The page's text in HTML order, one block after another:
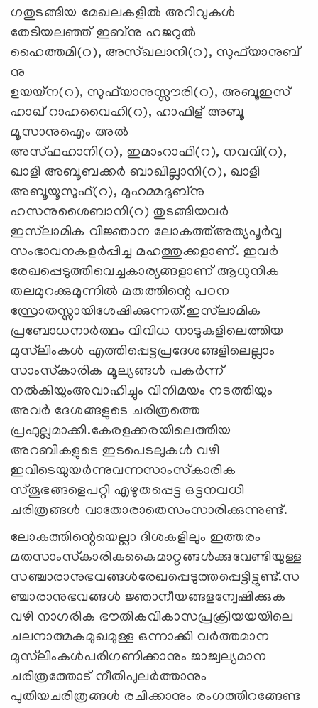
ഗതുടങ്ങിയ മേഖലകളില്‍ അറിവുകള്‍
തേടിയലഞ്ഞ്‌ ഇബ്‌നു ഹജറുല്‍
ഹൈത്തമി(റ), അസ്‌ഖലാനി(റ), സുഫ്‌യാനുബ്‌
നു
ഉയയ്‌ന(റ), സുഫ്‌യാനുസ്സൗരി(റ), അബൂഇസ്‌
ഹാഖ്‌ റാഹവൈഹി(റ), ഹാഫിള്‌ അബൂ
മൂസാനുഐം അല്‍
അസ്‌ഫഹാനി(റ), ഇമാംറാഫി(റ), നവവി(റ),
ഖാളി അബൂബക്കര്‍ ബാഖില്ലാനി(റ), ഖാളി
അബൂയൂസുഫ്‌(റ), മുഹമ്മദുബ്‌നു
ഹസനുശൈബാനി(റ) തുടങ്ങിയവര്‍
ഇസ്‌ലാമിക വിജ്ഞാന ലോകത്ത്‌അത്യപൂര്‍വ്വ
സംഭാവനകളര്‍പ്പിച്ച മഹത്തുക്കളാണ്‌. ഇവര്‍
രേഖപ്പെടുത്തിവെച്ചകാര്യങ്ങളാണ്‌ ആധുനിക
തലമുറക്കുമുന്നില്‍ മതത്തിന്റെ പഠന
സ്രോതസ്സായിശേഷിക്കുന്നത്‌.ഇസ്‌ലാമിക
പ്രബോധനാര്‍ത്ഥം വിവിധ നാടുകളിലെത്തിയ
മുസ്‌ലിംകള്‍ എത്തിപ്പെട്ടപ്രദേശങ്ങളിലെല്ലാം
സാംസ്‌കാരിക മൂല്യങ്ങള്‍ പകര്‍ന്ന്‌
നല്‍കിയുംഅവാഹിച്ചും വിനിമയം നടത്തിയും
അവര്‍ ദേശങ്ങളുടെ ചരിത്രത്തെ
പ്രഫുല്ലമാക്കി.കേരളക്കരയിലെത്തിയ
അറബികളുടെ ഇടപെടലുകള്‍ വഴി
ഇവിടെയുയര്‍ന്നുവന്നസാംസ്‌കാരിക
സ്‌തൂഭങ്ങളെപറ്റി എഴുതപ്പെട്ട ഒട്ടനവധി
ചരിത്രങ്ങള്‍ വാതോരാതെസംസാരിക്കുന്നുണ്ട്‌.
ലോകത്തിന്റെയെല്ലാ ദിശകളിലും ഇത്തരം
മതസാംസ്‌കാരികകൈമാറ്റങ്ങള്‍ക്കുവേണ്ടിയുള്ള
സഞ്ചാരാനുഭവങ്ങള്‍രേഖപ്പെടുത്തപ്പെട്ടിട്ടുണ്ട്‌.സ
ഞ്ചാരാനുഭവങ്ങള്‍ ജ്ഞാനീയങ്ങളന്വേഷിക്കുക
വഴി നാഗരിക ഭൗതികവികാസപ്രക്രിയയയിലെ
ചലനാത്മകമുഖമുള്ള ഒന്നാക്കി വര്‍ത്തമാന
മുസ്‌ലിംകള്‍പരിഗണിക്കാനും ജാജ്വല്യമാന
ചരിത്രത്തോട്‌ നീതിപുലര്‍ത്താനും
പുതിയചരിത്രങ്ങള്‍ രചിക്കാനും രംഗത്തിറങ്ങേണ്ട